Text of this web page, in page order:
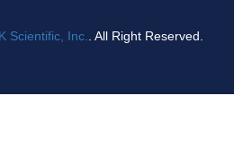
Scientific, Inc. . All Right Reserved.